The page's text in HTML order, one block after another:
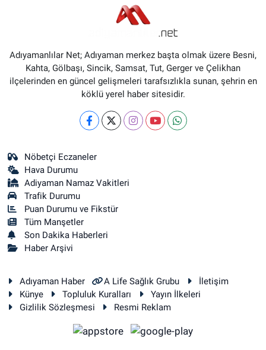
Adıyamanlılar Net; Adıyaman merkez başta olmak üzere Besni,
Kahta, Gölbaşı, Sincik, Samsat, Tut, Gerger ve Çelikhan
ilçelerinden en güncel gelişmeleri tarafsızlıkla sunan, şehrin en
köklü yerel haber sitesidir.
Nöbetçi Eczaneler
Hava Durumu
Adiyaman Namaz Vakitleri
Trafik Durumu
Puan Durumu ve Fikstür
Tüm Manşetler
Son Dakika Haberleri
Haber Arşivi
Adıyaman Haber A Life Sağlık Grubu
İletişim
Künye
Topluluk Kuralları
Yayın İlkeleri
Gizlilik Sözleşmesi
Resmi Reklam